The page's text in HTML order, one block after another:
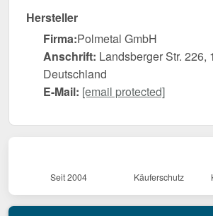
Hersteller
Firma:Polmetal GmbH
Anschrift: Landsberger Str. 226,
Deutschland
E-Mail: [email protected]
Seit 2004 Käuferschutz